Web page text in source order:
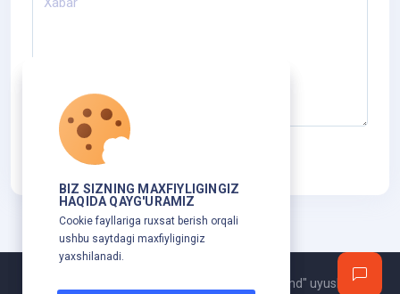
Xabar yuborish
Mualliflik huquqi © 2025 Respublika "Hunarmand" uyushmasi
BIZ SIZNING MAXFIYLIGINGIZ
HAQIDA QAYG'URAMIZ
Cookie fayllariga ruxsat berish orqali
ushbu saytdagi maxfiyligingiz
yaxshilanadi.